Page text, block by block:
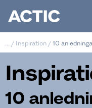
/ Inspiration / 10
10